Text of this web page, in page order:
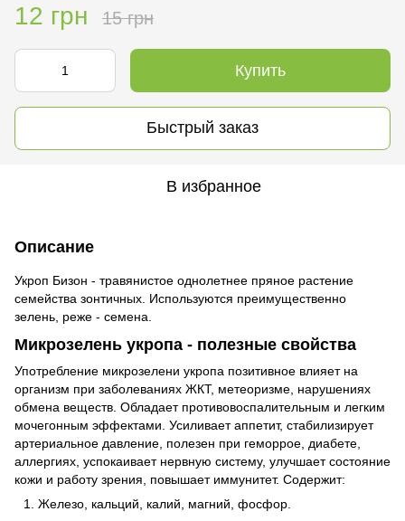
12 грн 15 грн
Купить
Быстрый заказ
В избранное
Описание
Укроп Бизон - травянистое однолетнее пряное растение
семейства зонтичных. Используются преимущественно
зелень, реже - семена.
Микрозелень укропа - полезные свойства
Употребление микрозелени укропа позитивное влияет на
организм при заболеваниях ЖКТ, метеоризме, нарушениях
обмена веществ. Обладает противовоспалительным и легким
мочегонным эффектами. Усиливает аппетит, стабилизирует
артериальное давление, полезен при геморрое, диабете,
аллергиях, успокаивает нервную систему, улучшает состояние
кожи и работу зрения, повышает иммунитет. Содержит:
Железо, кальций, калий, магний, фосфор.